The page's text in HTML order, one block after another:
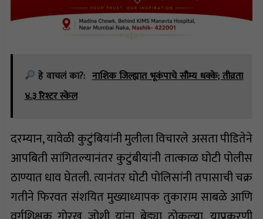
हे वाचलं का?: नाशिक जिल्ह्यात भूकंपाचे सौम्य धक्के; तीव्रता
४.३ रिश्टर स्केल
दरम्यान, यावेळी कुटुंबियांनी मुलीला विचारले असता पीडितेने
आपबिती सांगितल्यानंतर कुटुंबीयांनी तात्काळ घोटी पोलीस
ठाण्यात धाव घेतली. त्यानंतर घोटी पोलिसांनी तपासाची चक्र
गतीने फिरवत संशयित मुख्याध्यापक तुकाराम साबळे आणि